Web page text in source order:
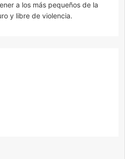
a los más pequeños de la
y libre de violencia.